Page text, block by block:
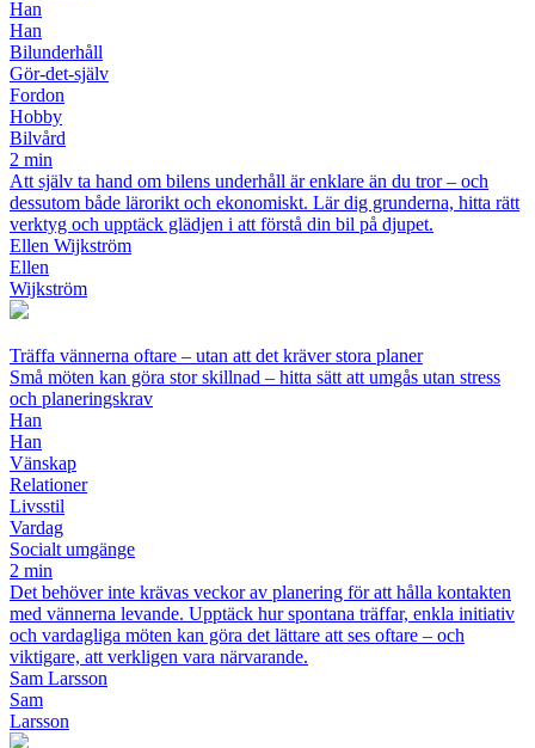
Han
Han
Bilunderhåll
Gör-det-själv
Fordon
Hobby
Bilvård
2 min
Att själv ta hand om bilens underhåll är enklare än du tror – och
dessutom både lärorikt och ekonomiskt. Lär dig grunderna, hitta rätt
verktyg och upptäck glädjen i att förstå din bil på djupet.
Ellen Wijkström
Ellen
Wijkström
Träffa vännerna oftare – utan att det kräver stora planer
Små möten kan göra stor skillnad – hitta sätt att umgås utan stress
och planeringskrav
Han
Han
Vänskap
Relationer
Livsstil
Vardag
Socialt umgänge
2 min
Det behöver inte krävas veckor av planering för att hålla kontakten
med vännerna levande. Upptäck hur spontana träffar, enkla initiativ
och vardagliga möten kan göra det lättare att ses oftare – och
viktigare, att verkligen vara närvarande.
Sam Larsson
Sam
Larsson